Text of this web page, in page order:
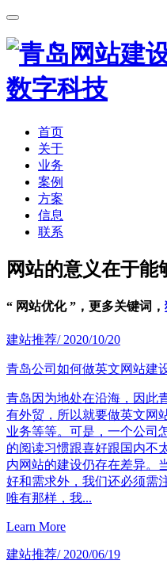
首页
关于
业务
案例
方案
信息
联系
网站的意义在于能
“ 网站优化 ”，更多关键词，
建站推荐/ 2020/10/20
青岛公司如何做英文网站建
青岛因为地处在沿海，因此
有外贸，所以就要做英文网
业务等等。可是，一个公司
的阅读习惯跟喜好跟国内不
内网站的建设仍存在差异。
好和需求外，我们还必须需
唯有那样，我...
Learn More
建站推荐/ 2020/06/19